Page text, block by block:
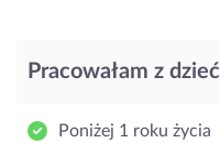
Pracowałam z
Poniżej 1 roku życia